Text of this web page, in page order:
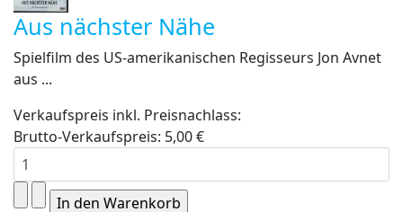
Aus nächster Nähe
Spielfilm des US-amerikanischen Regisseurs Jon Avnet
aus ...
Verkaufspreis inkl. Preisnachlass:
Brutto-Verkaufspreis: 5,00 €